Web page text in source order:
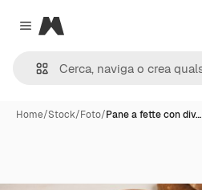
Close menu
Magnific
Home/Stock/Foto/Pane a fette con div…